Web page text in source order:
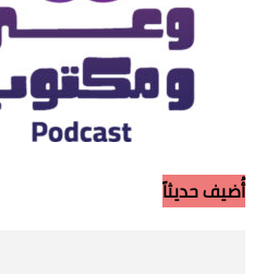
أُضيف حديثاً